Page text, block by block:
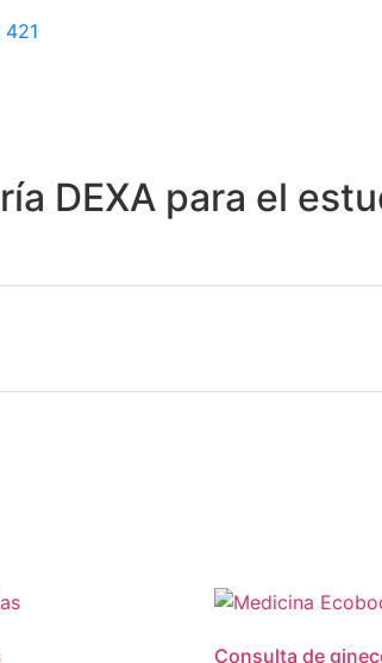
DEXA para el
Consulta de